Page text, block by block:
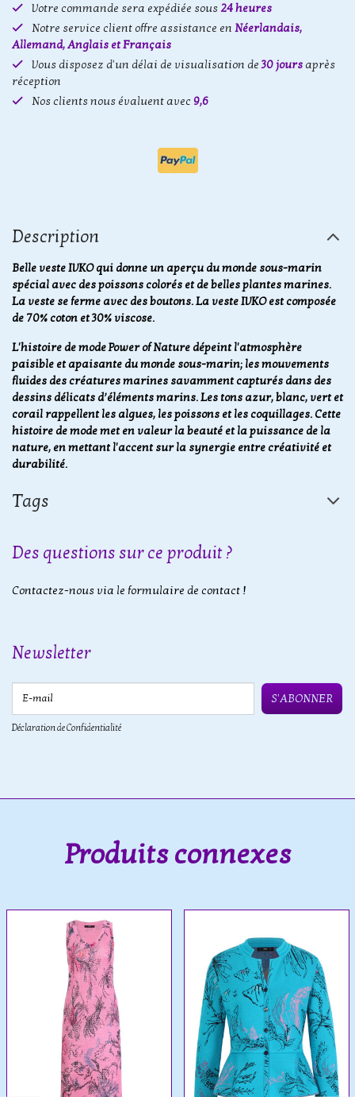
Votre commande sera expédiée sous24 heures
Notre service client offre assistance en Néerlandais,
Allemand, Anglais et Français
Vous disposez d'un délai de visualisation de30 jours après
réception
Nos clients nous évaluent avec 9,6
Description
Belle veste IVKO qui donne un aperçu du monde sous-marin
spécial avec des poissons colorés et de belles plantes marines.
La veste se ferme avec des boutons. La veste IVKO est composée
de 70% coton et 30% viscose.
L'histoire de mode Power of Nature dépeint l'atmosphère
paisible et apaisante du monde sous-marin; les mouvements
fluides des créatures marines savamment capturés dans des
dessins délicats d’éléments marins. Les tons azur, blanc, vert et
corail rappellent les algues, les poissons et les coquillages. Cette
histoire de mode met en valeur la beauté et la puissance de la
nature, en mettant l'accent sur la synergie entre créativité et
durabilité.
Tags
Des questions sur ce produit ?
Contactez-nous via le formulaire de contact !
Newsletter
S'ABONNER
Déclaration de Confidentialité
Produits connexes